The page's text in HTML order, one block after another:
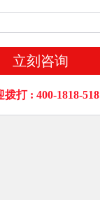
立刻咨询
拨打 : 400-1818-518